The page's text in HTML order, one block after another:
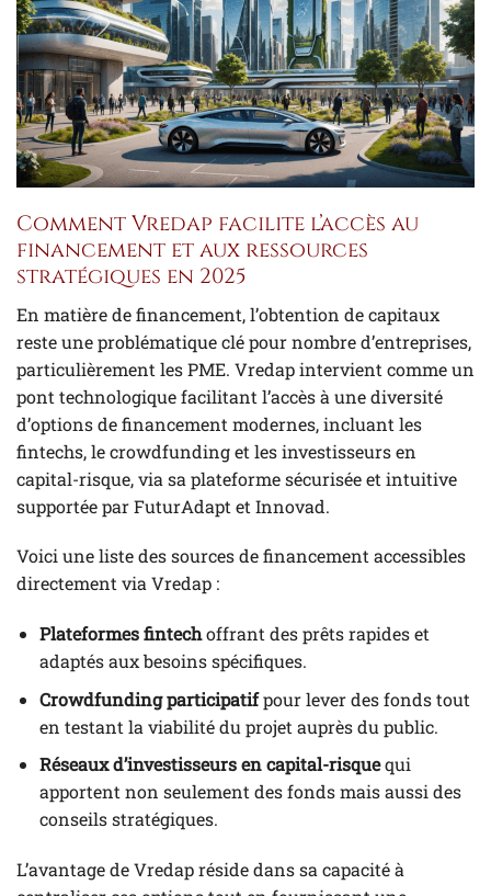
Comment Vredap facilite l’accès au
financement et aux ressources
stratégiques en 2025
En matière de financement, l’obtention de capitaux
reste une problématique clé pour nombre d’entreprises,
particulièrement les PME. Vredap intervient comme un
pont technologique facilitant l’accès à une diversité
d’options de financement modernes, incluant les
fintechs, le crowdfunding et les investisseurs en
capital-risque, via sa plateforme sécurisée et intuitive
supportée par FuturAdapt et Innovad.
Voici une liste des sources de financement accessibles
directement via Vredap :
Plateformes fintechoffrant des prêts rapides et
adaptés aux besoins spécifiques.
Crowdfunding participatifpour lever des fonds tout
en testant la viabilité du projet auprès du public.
Réseaux d’investisseurs en capital-risquequi
apportent non seulement des fonds mais aussi des
conseils stratégiques.
L’avantage de Vredap réside dans sa capacité à